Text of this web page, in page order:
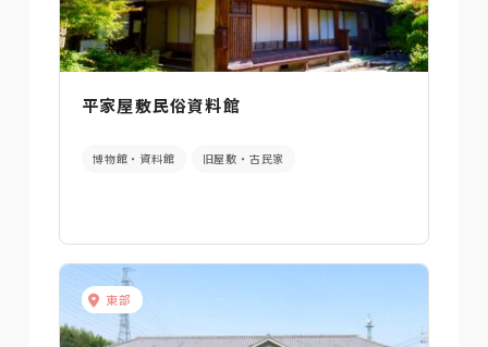
平家屋敷民俗資料館
博物館・資料館 旧屋敷・古民家
東部